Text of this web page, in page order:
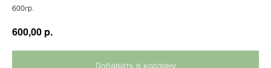
600гр.
600,00 р.
Добавить в корзину